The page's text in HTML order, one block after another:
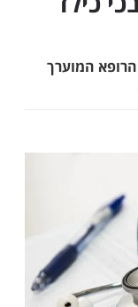
המוערך